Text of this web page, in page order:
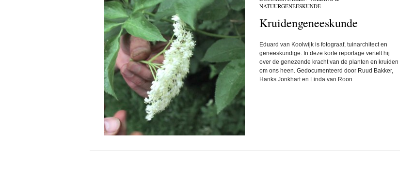
NATUURGENEESKUNDE
Kruidengeneeskunde
Eduard van Koolwijk is fotograaf, tuinarchitect en
geneeskundige. In deze korte reportage vertelt hij
over de genezende kracht van de planten en kruiden
om ons heen. Gedocumenteerd door Ruud Bakker,
Hanks Jonkhart en Linda van Roon